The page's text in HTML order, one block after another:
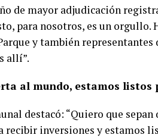
de mayor adjudicación
para nosotros, es un
y también representantes
allí”.
al mundo, estamos listos
destacó: “Quiero que
recibir inversiones y estamos